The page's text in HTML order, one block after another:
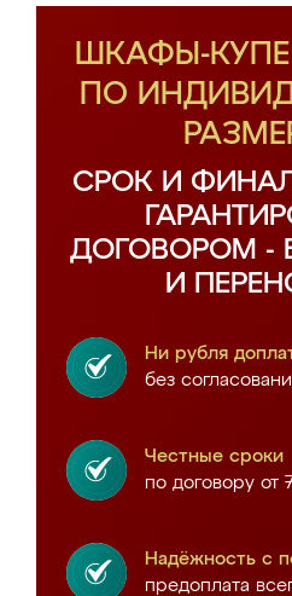
ШКАФЫ-
ПО
СРОК И
ДОГОВОРОМ -
И
Ни рубля
без
Честные сроки
по договору от
Надёжность с
предоплата